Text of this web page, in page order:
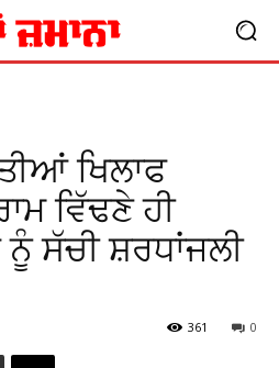
ਖਿਲਾਫ
ਵਿੱਢਣੇ ਹੀ
ਸੱਚੀ ਸ਼ਰਧਾਂਜਲੀ
0
361